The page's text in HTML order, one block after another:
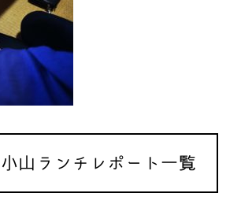
山ランチレポート一覧